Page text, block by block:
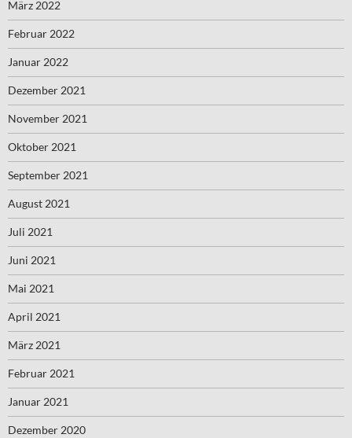
März 2022
Februar 2022
Januar 2022
Dezember 2021
November 2021
Oktober 2021
September 2021
August 2021
Juli 2021
Juni 2021
Mai 2021
April 2021
März 2021
Februar 2021
Januar 2021
Dezember 2020